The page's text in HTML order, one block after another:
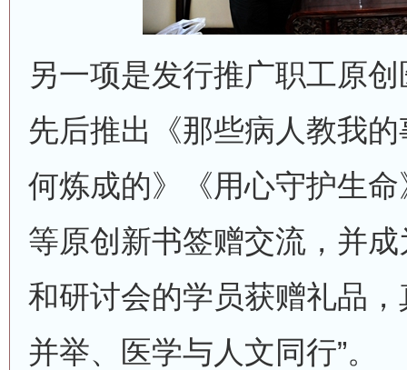
另一项是发行推广职工原
先后推出《那些病人教我
何炼成的》《用心守护生
等原创新书签赠交流，并
和研讨会的学员获赠礼品
并举、医学与人文同行”。